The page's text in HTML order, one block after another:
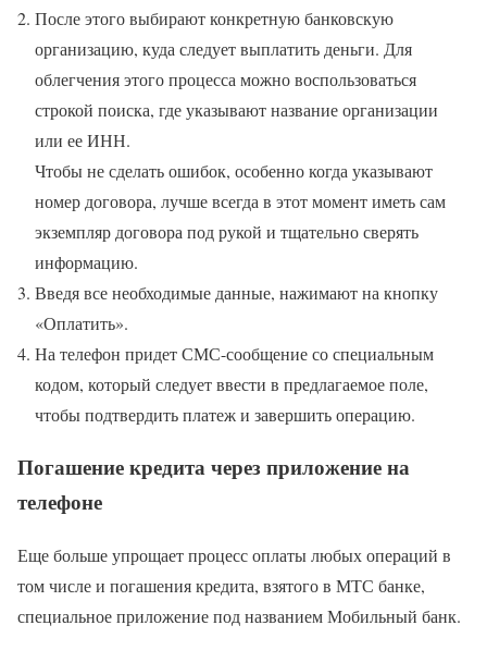
После этого выбирают конкретную банковскую
организацию, куда следует выплатить деньги. Для
облегчения этого процесса можно воспользоваться
строкой поиска, где указывают название организации
или ее ИНН.
Чтобы не сделать ошибок, особенно когда указывают
номер договора, лучше всегда в этот момент иметь сам
экземпляр договора под рукой и тщательно сверять
информацию.
Введя все необходимые данные, нажимают на кнопку
«Оплатить».
На телефон придет СМС-сообщение со специальным
кодом, который следует ввести в предлагаемое поле,
чтобы подтвердить платеж и завершить операцию.
Погашение кредита через приложение на
телефоне
Еще больше упрощает процесс оплаты любых операций в
том числе и погашения кредита, взятого в МТС банке,
специальное приложение под названием Мобильный банк.